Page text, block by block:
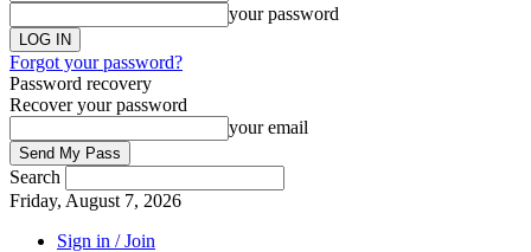
your password
Forgot your password?
Password recovery
Recover your password
your email
Search
Friday, August 7, 2026
Sign in / Join